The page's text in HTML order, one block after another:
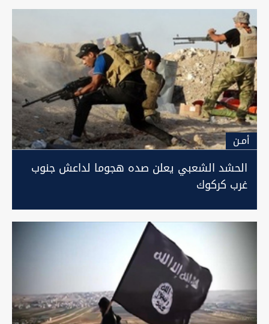
أمـن
الحشد الشعبي يعلن صده هجوما لداعش جنوب
غرب كركوك